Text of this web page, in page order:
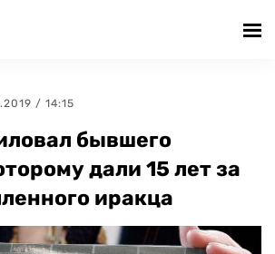
/ 14:15
бывшего
дали 15 лет за
иракца